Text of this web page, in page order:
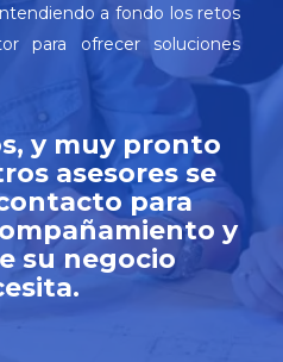
a fondo los retos
para ofrecer soluciones
y muy pronto
asesores se
para
y
su negocio